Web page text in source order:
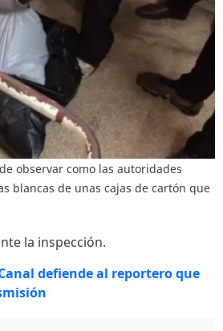
observar como las autoridades
blancas de unas cajas de cartón que
la inspección.
defiende al reportero que